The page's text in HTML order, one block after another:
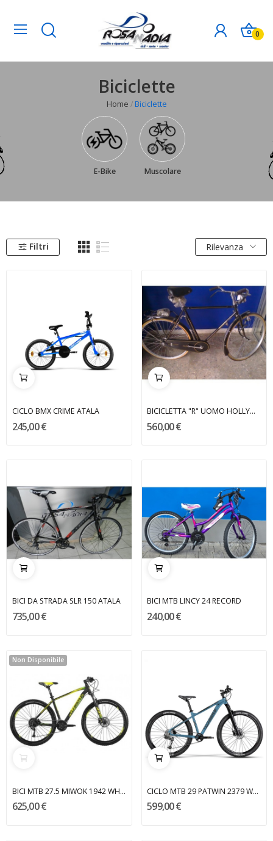
0
Biciclette
Home Biciclette
E-Bike Muscolare
Filtri Rilevanza
CICLO BMX CRIME ATALA
245,00 €
BICICLETTA "R" UOMO HOLLYWOOD
560,00 €
BICI DA STRADA SLR 150 ATALA
735,00 €
BICI MTB LINCY 24 RECORD
240,00 €
Non Disponibile
BICI MTB 27.5 MIWOK 1942 WHISTLE
625,00 €
CICLO MTB 29 PATWIN 2379 WHISTLE
599,00 €